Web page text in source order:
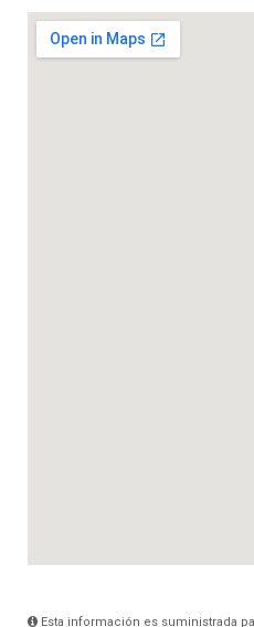
Esta información es suministrada